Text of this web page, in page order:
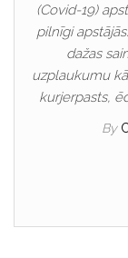
(Covid-19)
pilnīgi
dažas
uzplaukumu
kurjerpasts,
By